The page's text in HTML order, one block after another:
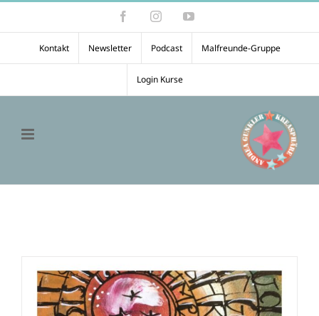
springen
FacebookInstagramYouTube
Kontakt Newsletter Podcast Malfreunde-Gruppe
Login Kurse